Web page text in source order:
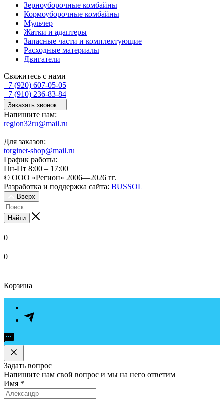
Зерноуборочные комбайны
Кормоуборочные комбайны
Мульчер
Жатки и адаптеры
Запасные части и комплектующие
Расходные материалы
Двигатели
Свяжитесь с нами
+7 (920) 607-05-05
+7 (910) 236-83-84
Заказать звонок
Напишите нам:
region32ru@mail.ru
Для заказов:
torginet-shop@mail.ru
График работы:
Пн-Пт 8:00 – 17:00
© ООО «Регион» 2006—2026 гг.
Разработка и поддержка сайта: BUSSOL
Вверх
Найти
0
0
Корзина
Задать вопрос
Напишите нам свой вопрос и мы на него ответим
Имя *